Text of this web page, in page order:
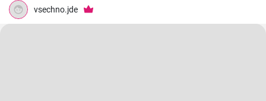
vsechno.jde